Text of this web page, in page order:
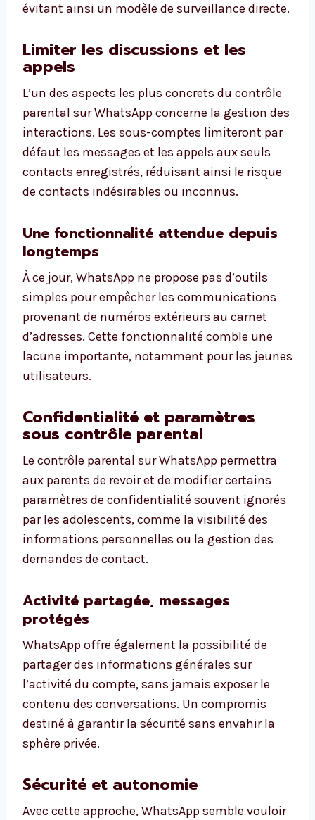
évitant ainsi un modèle de surveillance directe.
Limiter les discussions et les
appels
L’un des aspects les plus concrets du contrôle
parental sur WhatsApp concerne la gestion des
interactions. Les sous-comptes limiteront par
défaut les messages et les appels aux seuls
contacts enregistrés, réduisant ainsi le risque
de contacts indésirables ou inconnus.
Une fonctionnalité attendue depuis
longtemps
À ce jour, WhatsApp ne propose pas d’outils
simples pour empêcher les communications
provenant de numéros extérieurs au carnet
d’adresses. Cette fonctionnalité comble une
lacune importante, notamment pour les jeunes
utilisateurs.
Confidentialité et paramètres
sous contrôle parental
Le contrôle parental sur WhatsApp permettra
aux parents de revoir et de modifier certains
paramètres de confidentialité souvent ignorés
par les adolescents, comme la visibilité des
informations personnelles ou la gestion des
demandes de contact.
Activité partagée, messages
protégés
WhatsApp offre également la possibilité de
partager des informations générales sur
l’activité du compte, sans jamais exposer le
contenu des conversations. Un compromis
destiné à garantir la sécurité sans envahir la
sphère privée.
Sécurité et autonomie
Avec cette approche, WhatsApp semble vouloir